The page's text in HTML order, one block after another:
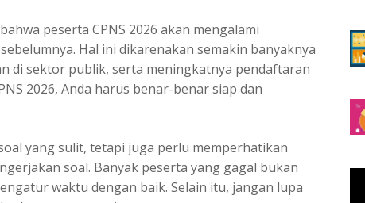
peserta CPNS 2026 akan mengalami
Hal ini dikarenakan semakin banyaknya
di sektor publik, serta meningkatnya pendaftaran
2026, Anda harus benar-benar siap dan
yang sulit, tetapi juga perlu memperhatikan
soal. Banyak peserta yang gagal bukan
waktu dengan baik. Selain itu, jangan lupa